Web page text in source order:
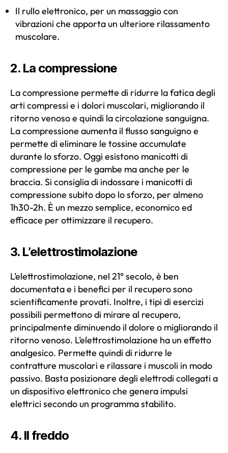
Il rullo elettronico, per un massaggio con
vibrazioni che apporta un ulteriore rilassamento
muscolare.
2. La compressione
La compressione permette di ridurre la fatica degli
arti compressi e i dolori muscolari, migliorando il
ritorno venoso e quindi la circolazione sanguigna.
La compressione aumenta il flusso sanguigno e
permette di eliminare le tossine accumulate
durante lo sforzo. Oggi esistono manicotti di
compressione per le gambe ma anche per le
braccia. Si consiglia di indossare i manicotti di
compressione subito dopo lo sforzo, per almeno
1h30-2h. È un mezzo semplice, economico ed
efficace per ottimizzare il recupero.
3. L’elettrostimolazione
L’elettrostimolazione, nel 21° secolo, è ben
documentata e i benefici per il recupero sono
scientificamente provati. Inoltre, i tipi di esercizi
possibili permettono di mirare al recupero,
principalmente diminuendo il dolore o migliorando il
ritorno venoso. L’elettrostimolazione ha un effetto
analgesico. Permette quindi di ridurre le
contratture muscolari e rilassare i muscoli in modo
passivo. Basta posizionare degli elettrodi collegati a
un dispositivo elettronico che genera impulsi
elettrici secondo un programma stabilito.
4. Il freddo